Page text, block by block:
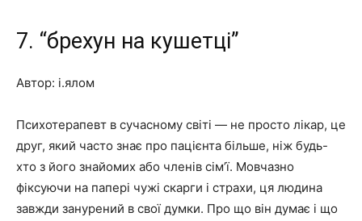
7. “брехун на кушетці”
Автор: і.ялом
Психотерапевт в сучасному світі — не просто лікар, це
друг, який часто знає про пацієнта більше, ніж будь-
хто з його знайомих або членів сім’ї. Мовчазно
фіксуючи на папері чужі скарги і страхи, ця людина
завжди занурений в свої думки. Про що він думає і що